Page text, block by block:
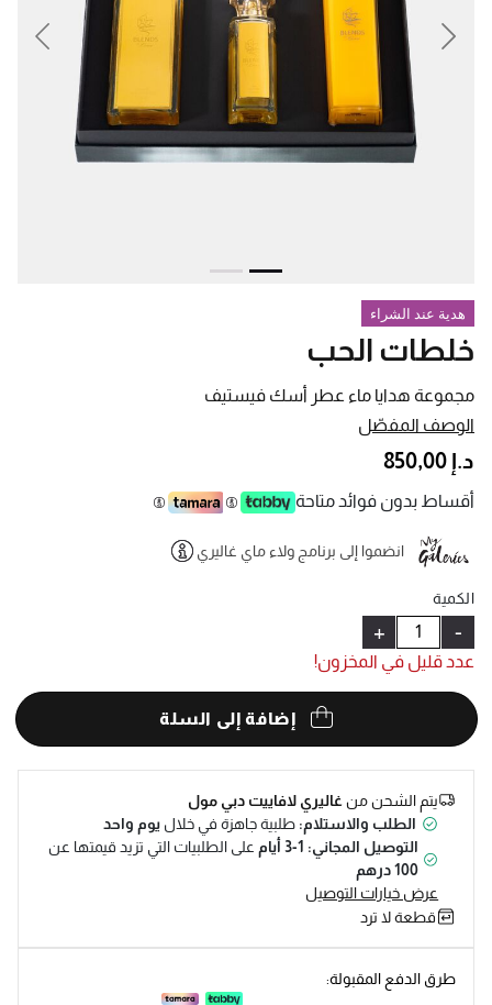
Next
هدية عند الشراء
مجموعة هدايا ماء عطر أسك فيستيف
خلطات الحب
الوصف المفصّل
د.إ 850,00
أقساط بدون فوائد متاحة
انضموا إلى برنامج ولاء ماي غاليري
الكمية
-
+
عدد قليل في المخزون!
إضافة إلى السلة
يتم الشحن منغاليري لافاييت دبي مول
الطلب والاستلام: طلبية جاهزة في خلال يوم واحد
التوصيل المجاني: 1-3 أيام
على الطلبيات التي تزيد قيمتها عن
100 درهم
عرض خيارات التوصيل
قطعة لا ترد
طرق الدفع المقبولة: